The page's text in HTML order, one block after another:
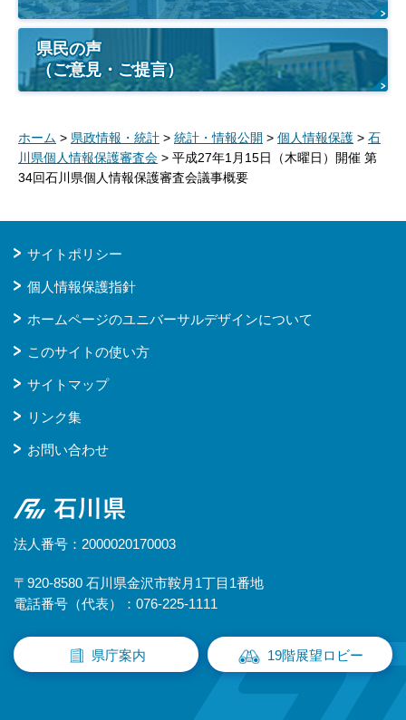
県民の声
（ご意見・ご提言）
ホーム > 県政情報・統計 > 統計・情報公開 > 個人情報保護 > 石
川県個人情報保護審査会 > 平成27年1月15日（木曜日）開催 第
34回石川県個人情報保護審査会議事概要
サイトポリシー
個人情報保護指針
ホームページのユニバーサルデザインについて
このサイトの使い方
サイトマップ
リンク集
お問い合わせ
石川県
法人番号：2000020170003
〒920-8580 石川県金沢市鞍月1丁目1番地
電話番号（代表）：076-225-1111
県庁案内 19階展望ロビー